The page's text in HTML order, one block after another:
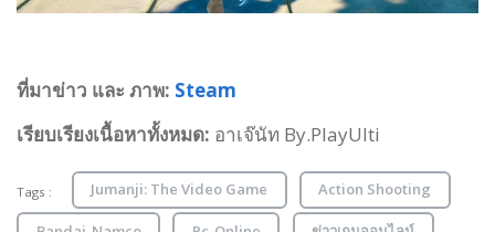
ที่มาข่าว และ ภาพ: Steam
เรียบเรียงเนื้อหาทั้งหมด: อาเจ๊นัท By.PlayUlti
Tags : Jumanji: The Video Game Action Shooting